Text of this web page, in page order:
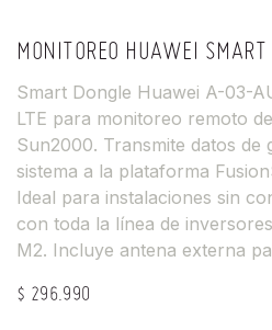
MONITOREO HUAWEI
Smart Dongle Huawei A-03-
LTE para monitoreo remoto
Sun2000. Transmite datos de
sistema a la plataforma
Ideal para instalaciones sin
con toda la línea de
M2. Incluye antena externa
$ 296.990